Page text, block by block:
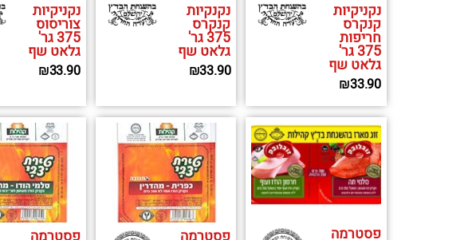
נקניקיות
קנקרס
חריפות
375 גר'
גלאט שף
₪33.90
נקנקיות
קנקרס
375 גר'
גלאט שף
₪33.90
נקניקיות
צוריסוס
375 גר'
גלאט שף
₪33.90
פסטרמה